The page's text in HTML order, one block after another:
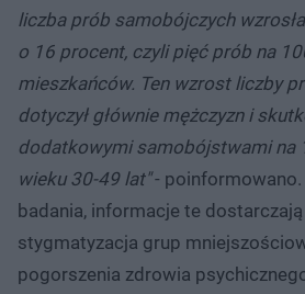
liczba prób samobójczych
o 16 procent, czyli pięć prób na
mieszkańców. Ten wzrost liczby
dotyczył głównie mężczyzn i
dodatkowymi samobójstwami na
wieku 30-49 lat"-
badania, informacje te
stygmatyzacja grup
pogorszenia zdrowia